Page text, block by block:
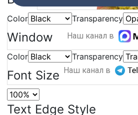
Color Transparency
Window
Color Transparency
Font Size
Text Edge Style
Наш канал в
Наш канал в